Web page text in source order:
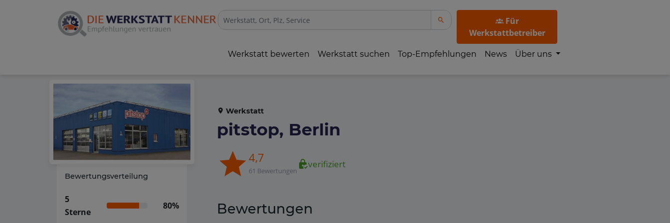
Für
Werkstattbetreiber
Werkstatt bewerten Werkstatt suchen Top-Empfehlungen News Über uns
Bewertungsverteilung
5
Sterne
80%
Werkstatt
pitstop, Berlin
4,7
61 Bewertungen
verifiziert
Bewertungen